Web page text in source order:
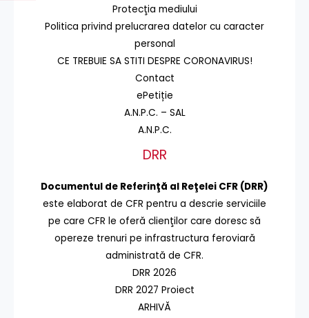
Protecţia mediului
Politica privind prelucrarea datelor cu caracter
personal
CE TREBUIE SA STITI DESPRE CORONAVIRUS!
Contact
ePetiție
A.N.P.C. – SAL
A.N.P.C.
DRR
Documentul de Referinţă al Reţelei CFR (DRR)
este elaborat de CFR pentru a descrie serviciile
pe care CFR le oferă clienţilor care doresc să
opereze trenuri pe infrastructura feroviară
administrată de CFR.
DRR 2026
DRR 2027 Proiect
ARHIVĂ